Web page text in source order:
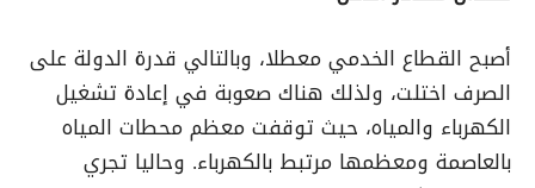
أصبح القطاع الخدمي معطلا، وبالتالي قدرة الدولة على
الصرف اختلت، ولذلك هناك صعوبة في إعادة تشغيل
الكهرباء والمياه، حيث توقفت معظم محطات المياه
بالعاصمة ومعظمها مرتبط بالكهرباء. وحاليا تجري